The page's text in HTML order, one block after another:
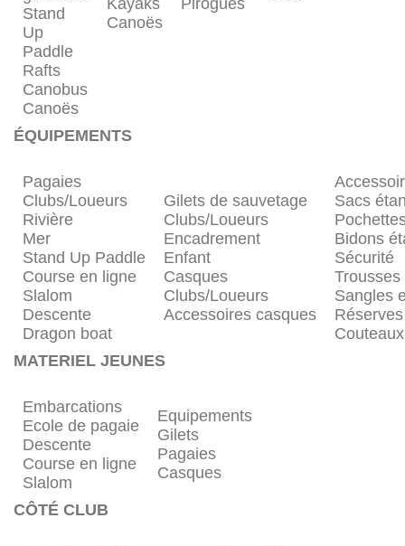
Stand
Up
Paddle
Rafts
Canobus
Canoës
Kayaks
Canoës
Pirogues
ÉQUIPEMENTS
Pagaies
Clubs/Loueurs
Rivière
Mer
Stand Up Paddle
Course en ligne
Slalom
Descente
Dragon boat
Gilets de sauvetage
Clubs/Loueurs
Encadrement
Enfant
Casques
Clubs/Loueurs
Accessoires casques
Sacs
Bidons
Sécurité
Sangles
Réserves
Couteaux
MATERIEL JEUNES
Embarcations
Ecole de pagaie
Descente
Course en ligne
Slalom
Equipements
Gilets
Pagaies
Casques
CÔTÉ CLUB